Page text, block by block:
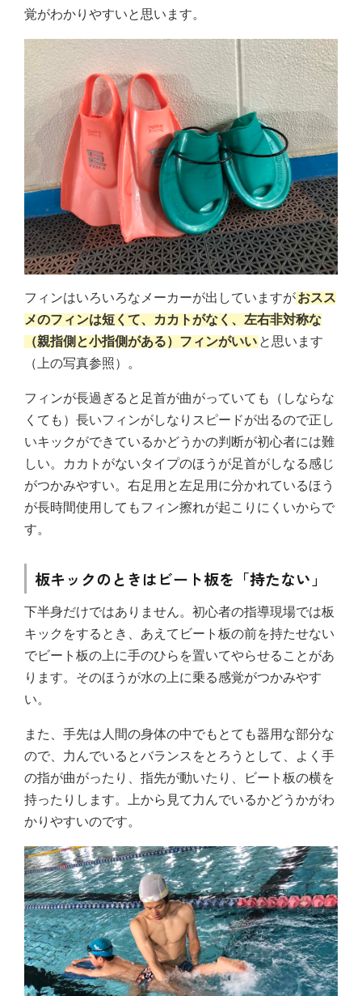
覚がわかりやすいと思います。
フィンはいろいろなメーカーが出していますがおスス
メのフィンは短くて、カカトがなく、左右非対称な
（親指側と小指側がある）フィンがいい と思います
（上の写真参照）。
フィンが長過ぎると足首が曲がっていても（しならな
くても）長いフィンがしなりスピードが出るので正し
いキックができているかどうかの判断が初心者には難
しい。カカトがないタイプのほうが足首がしなる感じ
がつかみやすい。右足用と左足用に分かれているほう
が長時間使用してもフィン擦れが起こりにくいからで
す。
板キックのときはビート板を「持たない」
下半身だけではありません。初心者の指導現場では板
キックをするとき、あえてビート板の前を持たせない
でビート板の上に手のひらを置いてやらせることがあ
ります。そのほうが水の上に乗る感覚がつかみやす
い。
また、手先は人間の身体の中でもとても器用な部分な
ので、力んでいるとバランスをとろうとして、よく手
の指が曲がったり、指先が動いたり、ビート板の横を
持ったりします。上から見て力んでいるかどうかがわ
かりやすいのです。